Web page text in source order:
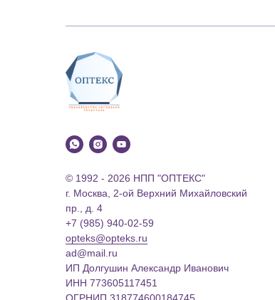
© 1992 - 2026 НПП "ОПТЕКС"
г. Москва, 2-ой Верхний Михайловский
пр., д. 4
+7 (985) 940-02-59
opteks@opteks.ru
ad@mail.ru
ИП Долгушин Александр Иванович
ИНН 773605117451